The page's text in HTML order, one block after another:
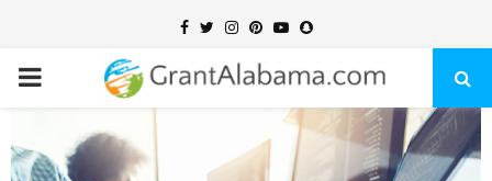
Facebook
TwitterInstagram
PinterestYoutubeSnapchat
PRIMARY
MENU